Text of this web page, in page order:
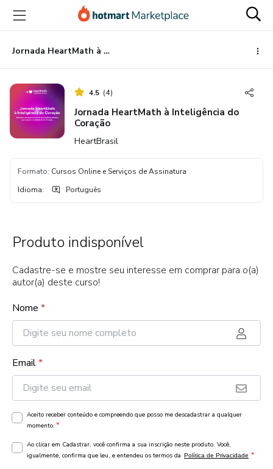
para
conteúdo
principal
para
pagamento
para
rodapé
Jornada HeartMath à Inteligência do Coração
4.5 (4)
Jornada HeartMath à Inteligência do
Coração
HeartBrasil
Formato: Cursos Online e Serviços de Assinatura
Idioma: Português
Produto indisponível
Cadastre-se e mostre seu interesse em comprar para o(a)
autor(a) deste curso!
Nome *
Email*
Aceito receber conteúdo e compreendo que posso me descadastrar a qualquer
momento. *
Ao clicar em Cadastrar, você confirma a sua inscrição neste produto. Você,
igualmente, confirma que leu, e entendeu os termos da Política de Privacidade *